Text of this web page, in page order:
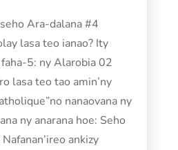
Ara-dalana #4
lasa teo ianao? Ity
5: ny Alarobia 02
lasa teo tao amin’ny
nanaovana ny
ny anarana hoe: Seho
ankizy